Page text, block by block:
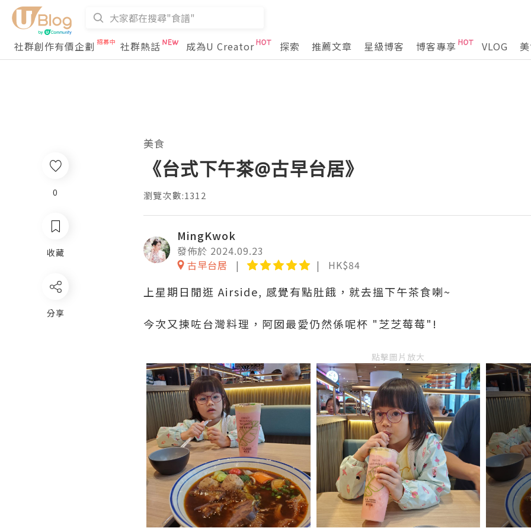
社群創作有價企劃 社群熱話 成為U Creator 探索 推薦文章 星級博客 博客專享 VLOG
美食
《台式下午茶@古早台居》
瀏覽次數:1312
MingKwok
發佈於 2024.09.23
古早台居
HK$84
上星期日閒逛 Airside, 感覺有點肚餓，就去搵下午茶食喇~
今次又揀咗台灣料理，阿囡最愛仍然係呢杯 "芝芝莓莓"!
點擊圖片放大
0
收藏
分享